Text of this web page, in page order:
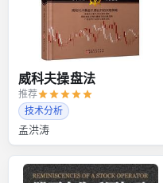
威科夫操盘法
推荐
技术分析
孟洪涛